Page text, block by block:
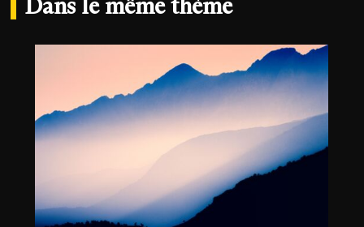
Dans le même thème